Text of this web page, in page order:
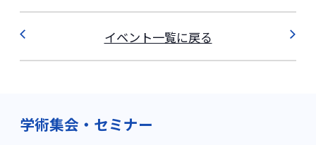
イベント一覧に戻る
学術集会・セミナー